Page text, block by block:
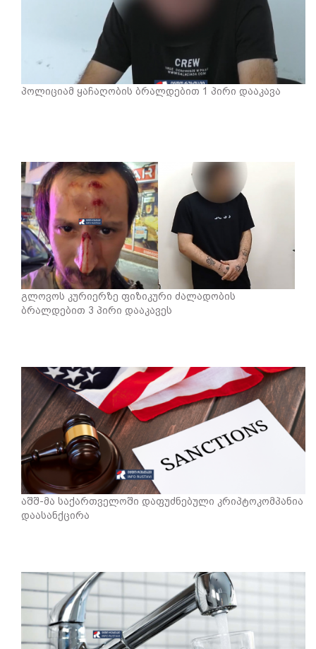
პოლიციამ ყაჩაღობის ბრალდებით 1 პირი დააკავა
გლოვოს კურიერზე ფიზიკური ძალადობის
ბრალდებით 3 პირი დააკავეს
აშშ-მა საქართველოში დაფუძნებული კრიპტოკომპანია
დაასანქცირა